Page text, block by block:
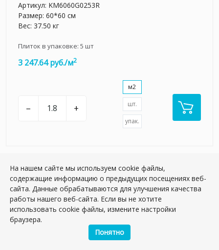
Артикул: KM6060G0253R
Размер: 60*60 см
Вес: 37.50 кг
Плиток в упаковке: 5 шт
3 247.64 руб./м2
– +
м2
шт.
упак.
НОВИНКА
На нашем сайте мы используем cookie файлы,
содержащие информацию о предыдущих посещениях веб-
сайта. Данные обрабатываются для улучшения качества
работы нашего веб-сайта. Если вы не хотите
использовать cookie файлы, измените настройки
браузера.
Понятно